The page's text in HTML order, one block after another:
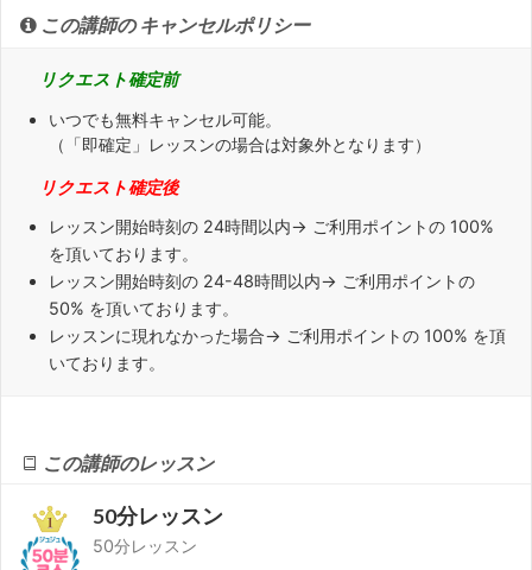
この講師の キャンセルポリシー
リクエスト確定前
いつでも無料キャンセル可能。
（「即確定」レッスンの場合は対象外となります）
リクエスト確定後
レッスン開始時刻の 24時間以内→ ご利用ポイントの 100%
を頂いております。
レッスン開始時刻の 24-48時間以内→ ご利用ポイントの
50% を頂いております。
レッスンに現れなかった場合→ ご利用ポイントの 100% を頂
いております。
この講師のレッスン
50分レッスン
50分レッスン